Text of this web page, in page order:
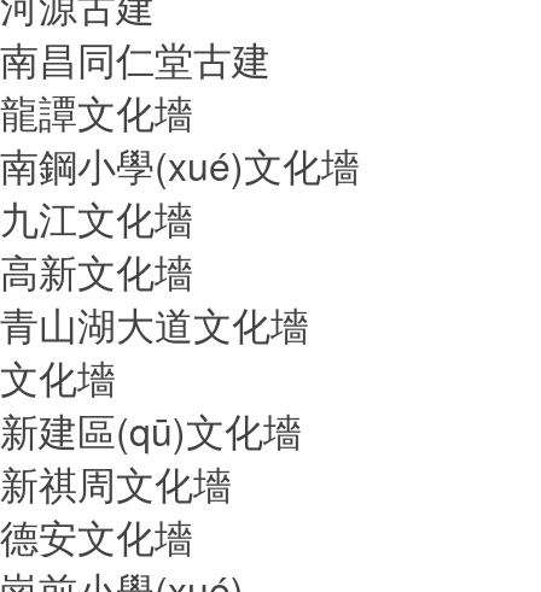
南昌同仁堂古建
龍譚文化墻
南鋼小學(xué)文化墻
九江文化墻
高新文化墻
青山湖大道文化墻
文化墻
新建區(qū)文化墻
新祺周文化墻
德安文化墻